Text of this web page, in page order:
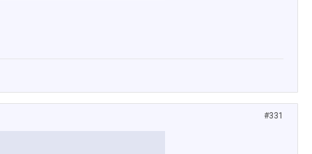
#331